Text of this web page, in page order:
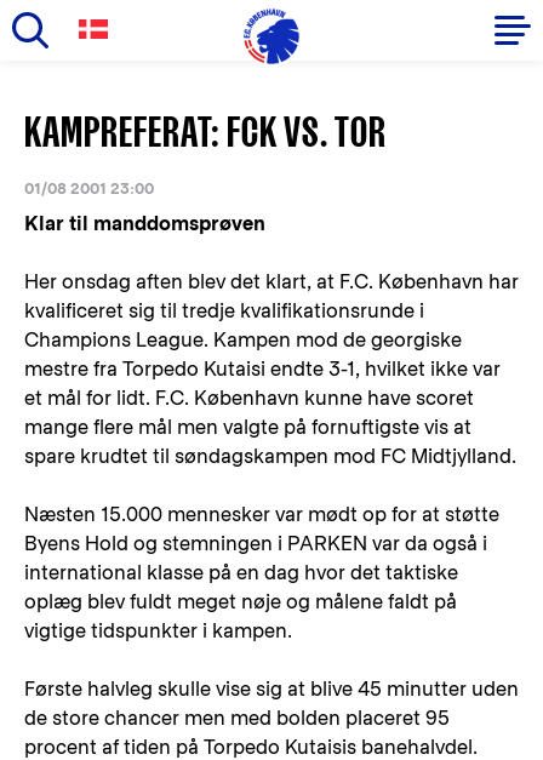
main
content
Primary
navigation
English
KAMPREFERAT: FCK VS. TOR
01/08 2001 23:00
Klar til manddomsprøven
Her onsdag aften blev det klart, at F.C. København har
kvalificeret sig til tredje kvalifikationsrunde i
Champions League. Kampen mod de georgiske
mestre fra Torpedo Kutaisi endte 3-1, hvilket ikke var
et mål for lidt. F.C. København kunne have scoret
mange flere mål men valgte på fornuftigste vis at
spare krudtet til søndagskampen mod FC Midtjylland.
Næsten 15.000 mennesker var mødt op for at støtte
Byens Hold og stemningen i PARKEN var da også i
international klasse på en dag hvor det taktiske
oplæg blev fuldt meget nøje og målene faldt på
vigtige tidspunkter i kampen.
Første halvleg skulle vise sig at blive 45 minutter uden
de store chancer men med bolden placeret 95
procent af tiden på Torpedo Kutaisis banehalvdel.